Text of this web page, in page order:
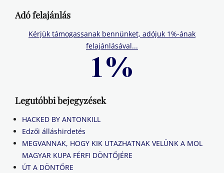
Adó felajánlás
Kérjük támogassanak bennünket, adójuk 1%-ának
felajánlásával...
Legutóbbi bejegyzések
HACKED BY ANTONKILL
Edzői álláshirdetés
MEGVANNAK, HOGY KIK UTAZHATNAK VELÜNK A MOL
MAGYAR KUPA FÉRFI DÖNTŐJÉRE
ÚT A DÖNTŐRE